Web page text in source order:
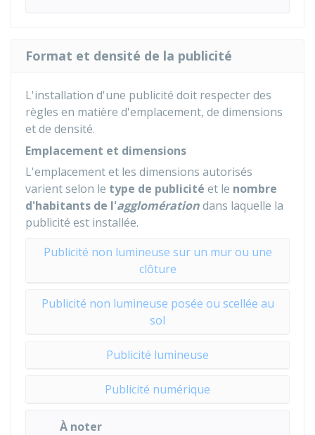
Format et densité de la publicité
L'installation d'une publicité doit respecter des
règles en matière d'emplacement, de dimensions
et de densité.
Emplacement et dimensions
L'emplacement et les dimensions autorisés
varient selon le type de publicité et le nombre
d'habitants de l'agglomérationdans laquelle la
publicité est installée.
Publicité non lumineuse sur un mur ou une
clôture
Publicité non lumineuse posée ou scellée au
sol
Publicité lumineuse
Publicité numérique
À noter